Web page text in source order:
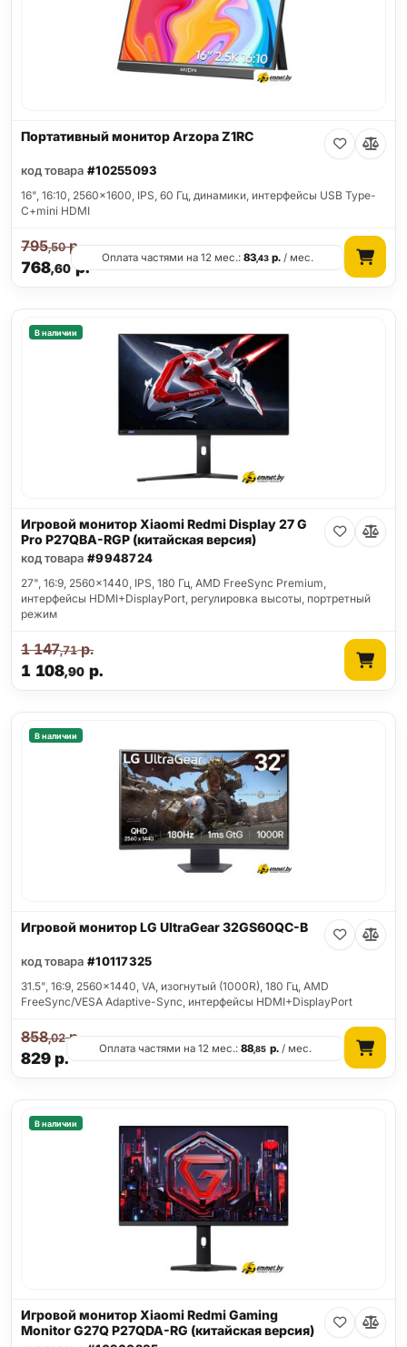
Портативный монитор Arzopa Z1RC
код товара #10255093
16", 16:10, 2560x1600, IPS, 60 Гц, динамики, интерфейсы USB Type-
C+mini HDMI
768,60р.
795,50р.
Оплата частями на 12 мес.:83,43 р. / мес.
В наличии
Игровой монитор Xiaomi Redmi Display 27 G
Pro P27QBA-RGP (китайская версия)
код товара #9948724
27", 16:9, 2560x1440, IPS, 180 Гц, AMD FreeSync Premium,
интерфейсы HDMI+DisplayPort, регулировка высоты, портретный
режим
1 108,90 р.
1 147,71р.
В наличии
Игровой монитор LG UltraGear 32GS60QC-B
код товара #10117325
31.5", 16:9, 2560x1440, VA, изогнутый (1000R), 180 Гц, AMD
FreeSync/VESA Adaptive-Sync, интерфейсы HDMI+DisplayPort
829р.
858,02р.
Оплата частями на 12 мес.:88,85 р./ мес.
В наличии
Игровой монитор Xiaomi Redmi Gaming
Monitor G27Q P27QDA-RG (китайская версия)